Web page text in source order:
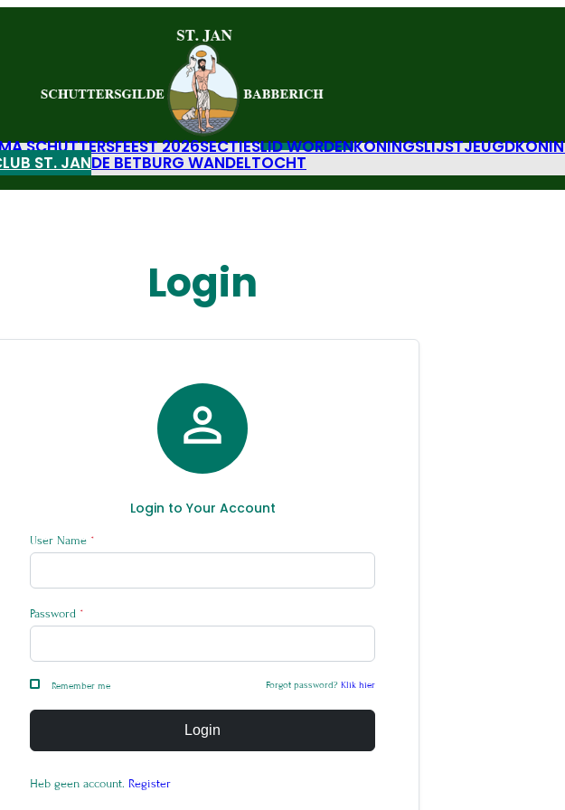
SCHUTTERSFEEST 2026SECTIESLID WORDENKONINGSLIJST
ST. JANDE BETBURG WANDELTOCHT
Login

Login to Your Account
User Name *
Password *
Remember me Forgot password? Klik hier
Login
Heb geen account. Register